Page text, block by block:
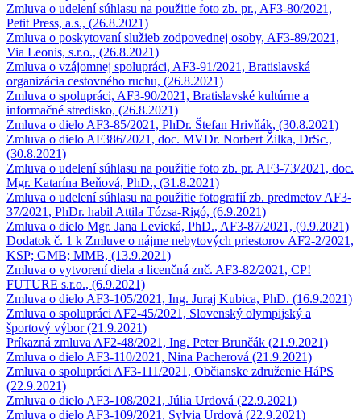
Zmluva o udelení súhlasu na použitie foto zb. pr., AF3-80/2021,
Petit Press, a.s., (26.8.2021)
Zmluva o poskytovaní služieb zodpovednej osoby, AF3-89/2021,
Via Leonis, s.r.o., (26.8.2021)
Zmluva o vzájomnej spolupráci, AF3-91/2021, Bratislavská
organizácia cestovného ruchu, (26.8.2021)
Zmluva o spolupráci, AF3-90/2021, Bratislavské kultúrne a
informačné stredisko, (26.8.2021)
Zmluva o dielo AF3-85/2021, PhDr. Štefan Hrivňák, (30.8.2021)
Zmluva o dielo AF386/2021, doc. MVDr. Norbert Žilka, DrSc.,
(30.8.2021)
Zmluva o udelení súhlasu na použitie foto zb. pr. AF3-73/2021, doc.
Mgr. Katarína Beňová, PhD., (31.8.2021)
Zmluva o udelení súhlasu na použitie fotografií zb. predmetov AF3-
37/2021, PhDr. habil Attila Tózsa-Rigó, (6.9.2021)
Zmluva o dielo Mgr. Jana Levická, PhD., AF3-87/2021, (9.9.2021)
Dodatok č. 1 k Zmluve o nájme nebytových priestorov AF2-2/2021,
KSP; GMB; MMB, (13.9.2021)
Zmluva o vytvorení diela a licenčná znč. AF3-82/2021, CP!
FUTURE s.r.o., (6.9.2021)
Zmluva o dielo AF3-105/2021, Ing. Juraj Kubica, PhD. (16.9.2021)
Zmluva o spolupráci AF2-45/2021, Slovenský olympijský a
športový výbor (21.9.2021)
Príkazná zmluva AF2-48/2021, Ing. Peter Brunčák (21.9.2021)
Zmluva o dielo AF3-110/2021, Nina Pacherová (21.9.2021)
Zmluva o spolupráci AF3-111/2021, Občianske združenie HáPS
(22.9.2021)
Zmluva o dielo AF3-108/2021, Júlia Urdová (22.9.2021)
Zmluva o dielo AF3-109/2021, Sylvia Urdová (22.9.2021)